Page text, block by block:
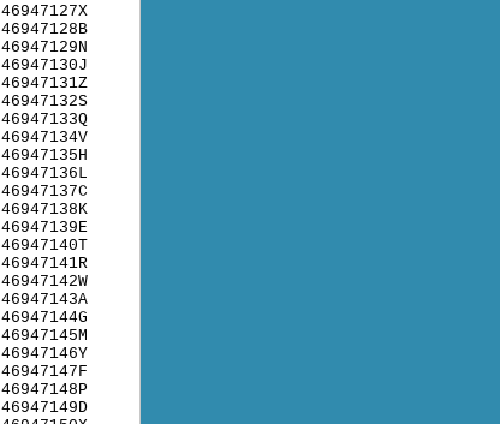
46947127X
46947128B
46947129N
46947130J
46947131Z
46947132S
46947133Q
46947134V
46947135H
46947136L
46947137C
46947138K
46947139E
46947140T
46947141R
46947142W
46947143A
46947144G
46947145M
46947146Y
46947147F
46947148P
46947149D